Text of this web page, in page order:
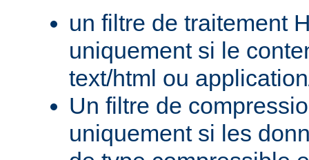
un filtre de traitement
uniquement si le
text/html ou
Un filtre de
uniquement si les